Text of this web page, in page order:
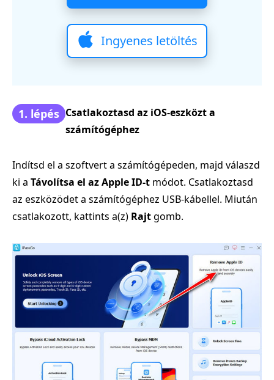
Ingyenes letöltés
1. lépés Csatlakoztasd az iOS‑eszközt a
számítógéphez
Indítsd el a szoftvert a számítógépeden, majd válaszd
ki a Távolítsa el az Apple ID-t módot. Csatlakoztasd
az eszközödet a számítógéphez USB‑kábellel. Miután
csatlakozott, kattints a(z) Rajtgomb.